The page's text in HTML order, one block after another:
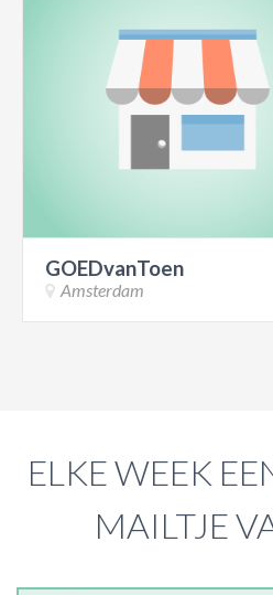
GOEDvanToen
Amsterdam
ELKE WEEK
MAILTJE